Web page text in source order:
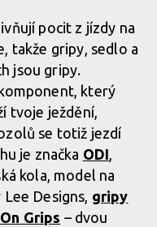
pocit z jízdy na
takže gripy, sedlo a
jsou gripy.
který
tvoje ježdění,
se totiž jezdí
je značka ODI
kola, model na
Designs, gripy
Grips – dvou